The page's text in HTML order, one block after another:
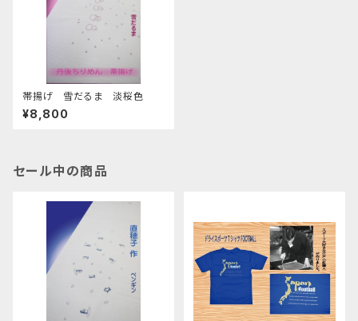
帯揚げ 雪だるま 淡桜色
¥8,800
セール中の商品